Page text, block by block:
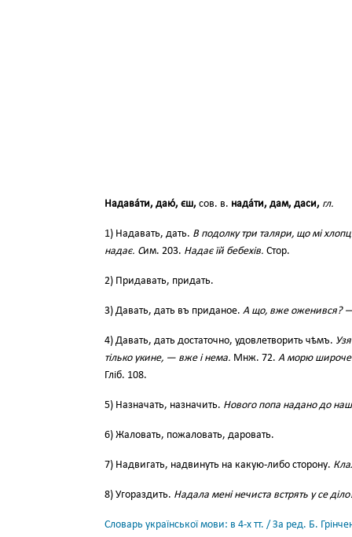
Надава́ти, даю́, єш, сов. в. нада́ти, дам, даси, гл.
1) Надавать, дать. В подолку три таляри, що мі
надає. Сим. 203. Надає їй бебехів. Стор.
2) Придавать, придать.
3) Давать, дать въ приданое. А що, вже оженився?
4) Давать, дать достаточно, удовлетворить чѣмъ.
тілько укине, — вже і нема. Мнж. 72. А морю
Гліб. 108.
5) Назначать, назначить. Нового попа надано до
6) Жаловать, пожаловать, даровать.
7) Надвигать, надвинуть на какую-либо сторону.
8) Угораздить. Надала мені нечиста встрять у се
Словарь української мови: в 4-х тт. / За ред. Б.